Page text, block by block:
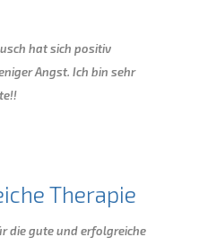
hat sich positiv
Angst. Ich bin sehr
Therapie
die gute und erfolgreiche